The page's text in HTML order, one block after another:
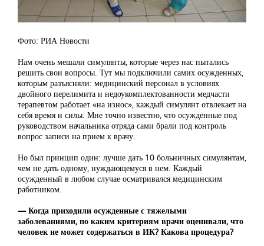
Фото: РИА Новости
Нам очень мешали симулянты, которые через нас пытались
решить свои вопросы. Тут мы подключили самих осужденных,
которым разъясняли: медицинский персонал в условиях
двойного перелимита и недоукомплектованности медчасти
терапевтом работает «на износ», каждый симулянт отвлекает на
себя время и силы. Мне точно известно, что осужденные под
руководством начальника отряда сами брали под контроль
вопрос записи на прием к врачу.
Но был принцип один: лучше дать 10 больничных симулянтам,
чем не дать одному, нуждающемуся в нем. Каждый
осужденный в любом случае осматривался медицинским
работником.
— Когда приходили осужденные с тяжелыми
заболеваниями, по каким критериям врачи оценивали, что
человек не может содержаться в ИК? Какова процедура?